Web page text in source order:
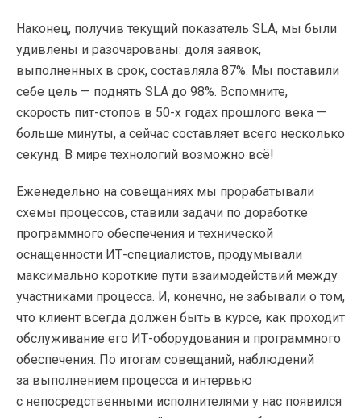
Наконец, получив текущий показатель SLA, мы были
удивлены и разочарованы: доля заявок,
выполненных в срок, составляла 87%. Мы поставили
себе цель — поднять SLA до 98%. Вспомните,
скорость пит-стопов в 50-х годах прошлого века —
больше минуты, а сейчас составляет всего несколько
секунд. В мире технологий возможно всё!
Еженедельно на совещаниях мы прорабатывали
схемы процессов, ставили задачи по доработке
программного обеспечения и технической
оснащенности ИТ-специалистов, продумывали
максимально короткие пути взаимодействий между
участниками процесса. И, конечно, не забывали о том,
что клиент всегда должен быть в курсе, как проходит
обслуживание его ИТ-оборудования и программного
обеспечения. По итогам совещаний, наблюдений
за выполнением процесса и интервью
с непосредственными исполнителями у нас появился